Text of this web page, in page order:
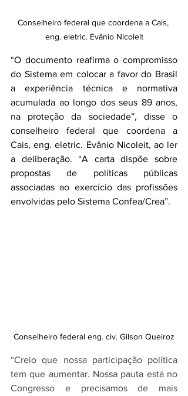
Conselheiro federal que coordena a Cais,
eng. eletric. Evânio Nicoleit
“O documento reafirma o compromisso
do Sistema em colocar a favor do Brasil
a experiência técnica e normativa
acumulada ao longo dos seus 89 anos,
na proteção da sociedade”, disse o
conselheiro federal que coordena a
Cais, eng. eletric. Evânio Nicoleit, ao ler
a deliberação. “A carta dispõe sobre
propostas de políticas públicas
associadas ao exercício das profissões
envolvidas pelo Sistema Confea/Crea”.
Conselheiro federal eng. civ. Gilson Queiroz
“Creio que nossa participação política
tem que aumentar. Nossa pauta está no
Congresso e precisamos de mais